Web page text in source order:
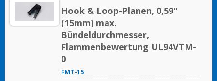
Hook & Loop-Planen, 0,59"
(15mm) max.
Bündeldurchmesser,
Flammenbewertung UL94VTM-
0
FMT-15